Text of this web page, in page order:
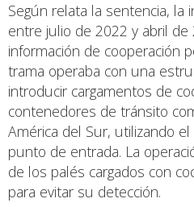
Según relata la sentencia, la
entre julio de 2022 y abril de
información de cooperación
trama operaba con una
introducir cargamentos de
contenedores de tránsito
América del Sur, utilizando
punto de entrada. La
de los palés cargados con
para evitar su detección.